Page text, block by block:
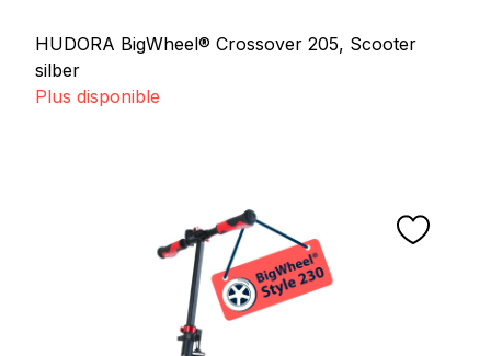
HUDORA BigWheel® Crossover 205, Scooter
silber
Plus disponible